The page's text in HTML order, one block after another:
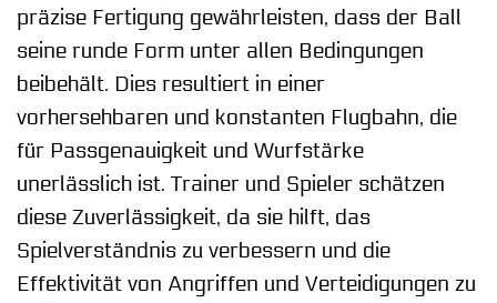
präzise Fertigung gewährleisten, dass der Ball
seine runde Form unter allen Bedingungen
beibehält. Dies resultiert in einer
vorhersehbaren und konstanten Flugbahn, die
für Passgenauigkeit und Wurfstärke
unerlässlich ist. Trainer und Spieler schätzen
diese Zuverlässigkeit, da sie hilft, das
Spielverständnis zu verbessern und die
Effektivität von Angriffen und Verteidigungen zu